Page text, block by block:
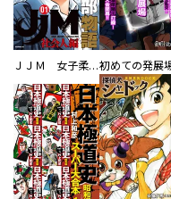
ＪＪＭ 女子柔道部物語 社会人編